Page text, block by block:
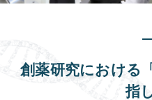
創薬研究における
指